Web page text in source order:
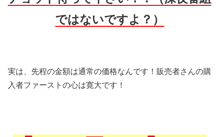
ではないですよ？）
実は、先程の金額は通常の価格なんです！販売者さんの購
入者ファーストの心は寛大です！